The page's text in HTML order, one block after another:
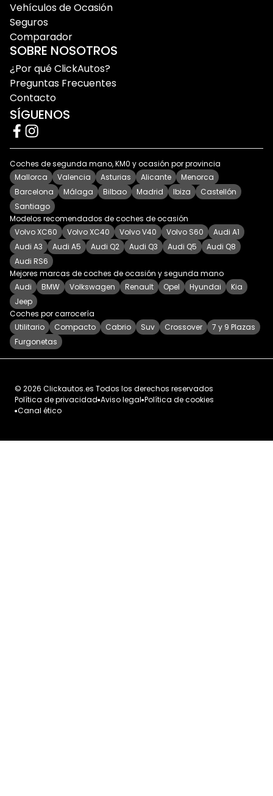
Vehículos de Ocasión
Seguros
Comparador
SOBRE NOSOTROS
¿Por qué ClickAutos?
Preguntas Frecuentes
Contacto
SÍGUENOS
Coches de segunda mano, KM0 y ocasión por provincia
Mallorca
Valencia Asturias Alicante
Menorca
Barcelona
Málaga Bilbao Madrid Ibiza
Castellón
Santiago
Modelos recomendados de coches de ocasión
Volvo XC60
Volvo XC40 Volvo V40 Volvo S60
Audi A1
Audi A3
Audi A5 Audi Q2 Audi Q3 Audi Q5
Audi Q8
Audi RS6
Mejores marcas de coches de ocasión y segunda mano
Audi
BMW Volkswagen Renault Opel Hyundai
Kia
Jeep
Coches por carrocería
Utilitario
Compacto Cabrio Suv Crossover
7 y 9 Plazas
Furgonetas
© 2026 Clickautos.es Todos los derechos reservados
Política de privacidad Aviso legal Política de cookies
Canal ético